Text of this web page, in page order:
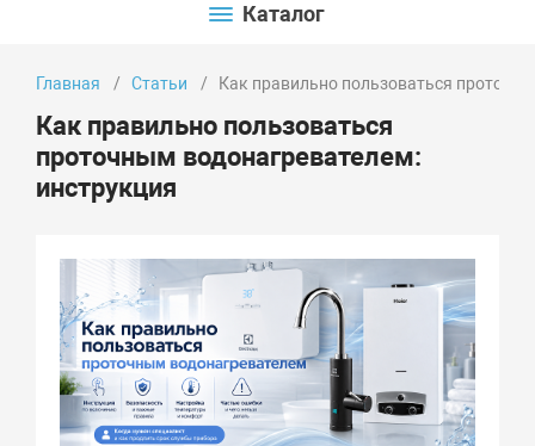
Каталог
Главная Статьи Как правильно пользоваться
Как правильно пользоваться
проточным водонагревателем:
инструкция